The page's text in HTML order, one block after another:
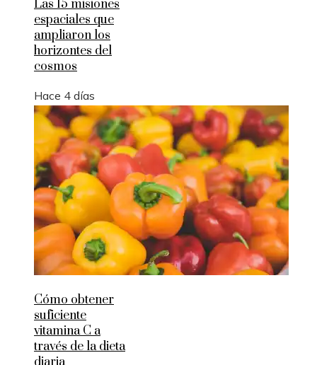
Las 15 misiones
espaciales que
ampliaron los
horizontes del
cosmos
Hace 4 días
Cómo obtener
suficiente
vitamina C a
través de la dieta